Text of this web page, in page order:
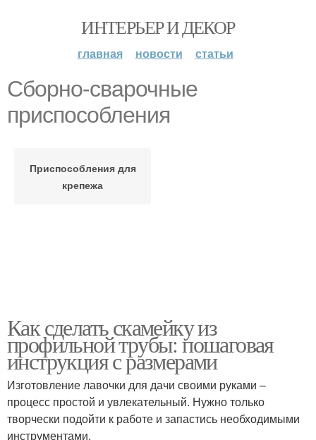
ИНТЕРЬЕР И ДЕКОР
главная новости статьи
Сборно-сварочные
приспособления
Приспособления для
крепежа
Как сделать скамейку из
профильной трубы: пошаговая
инструкция с размерами
Изготовление лавочки для дачи своими руками –
процесс простой и увлекательный. Нужно только
творчески подойти к работе и запастись необходимыми
инструментами.